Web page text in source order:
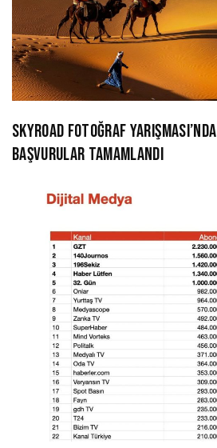
SKYROAD FOTOĞRAF YARIŞMASI’NDA
BAŞVURULAR TAMAMLANDI